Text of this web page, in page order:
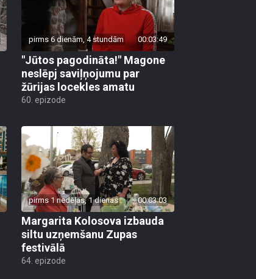
pirms 6 dienām, 4 stundām 00:03:49
"Jūtos pagodināta!" Magone
neslēpj saviļņojumu par
žūrijas locekles amatu
60. epizode
pirms 1 nedēļas, 1 dienas 00:03:03
Margarita Kolosova izbauda
siltu uzņemšanu Zupas
festivālā
64. epizode